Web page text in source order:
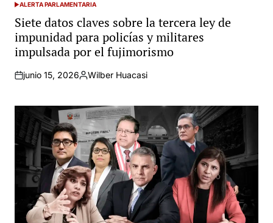
POSTED
IN
ALERTA PARLAMENTARIA
Siete datos claves sobre la tercera ley de
impunidad para policías y militares
impulsada por el fujimorismo
junio 15, 2026
Posted
Wilber Huacasi